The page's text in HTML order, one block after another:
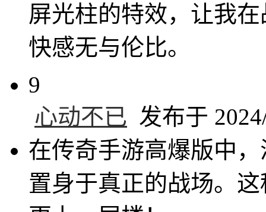
屏光柱的特效，让我
快感无与伦比。
9
心动不已 发布于
在传奇手游高爆版中
置身于真正的战场。